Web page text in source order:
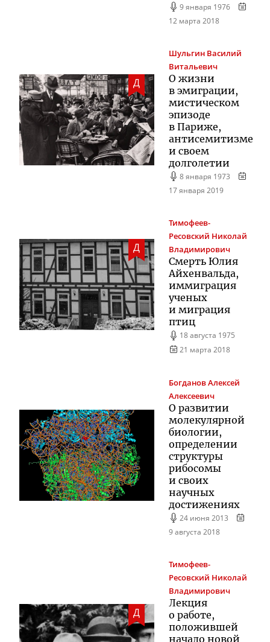
9 января 1976
12 марта 2018
Д
Шульгин Василий
Витальевич
О жизни
в эмиграции,
мистическом
эпизоде
в Париже,
антисемитизме
и своем
долголетии
8 января 1973
17 января 2019
Д
Тимофеев-
Ресовский Николай
Владимирович
Смерть Юлия
Айхенвальда,
иммиграция
ученых
и миграция
птиц
18 августа 1975
21 марта 2018
БогдановАлексей
Алексеевич
О развитии
молекулярной
биологии,
определении
структуры
рибосомы
и своих
научных
достижениях
24 июня 2013
9 августа 2018
Д
Тимофеев-
Ресовский Николай
Владимирович
Лекция
о работе,
положившей
начало новой